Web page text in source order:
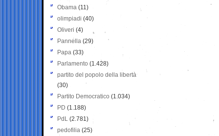
Obama (11)
olimpiadi (40)
Oliveri (4)
Pannella (29)
Papa (33)
Parlamento (1.428)
partito del popolo della libertà
(30)
Partito Democratico (1.034)
PD (1.188)
PdL (2.781)
pedofilia (25)